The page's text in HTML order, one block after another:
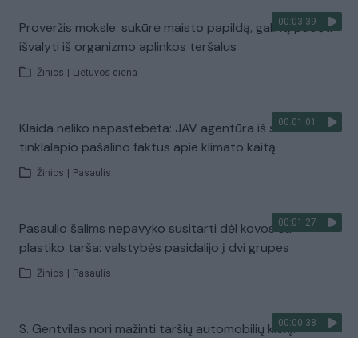
00:03:39
Proveržis moksle: sukūrė maisto papildą, galintį padėti
išvalyti iš organizmo aplinkos teršalus
Žinios Lietuvos diena
00:01:01
Klaida neliko nepastebėta: JAV agentūra iš savo
tinklalapio pašalino faktus apie klimato kaitą
Žinios Pasaulis
00:01:27
Pasaulio šalims nepavyko susitarti dėl kovos su
plastiko tarša: valstybės pasidalijo į dvi grupes
Žinios Pasaulis
00:00:38
S. Gentvilas nori mažinti taršių automobilių kiekį: